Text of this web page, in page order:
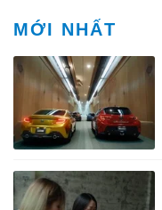
MỚI NHẤT